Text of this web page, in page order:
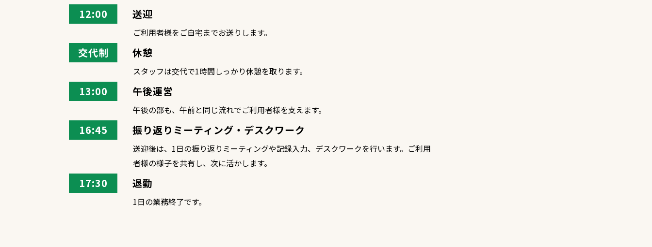
12:00 送迎
ご利用者様をご自宅までお送りします。
交代制 休憩
スタッフは交代で1時間しっかり休憩を取ります。
13:00 午後運営
午後の部も、午前と同じ流れでご利用者様を支えます。
16:45 振り返りミーティング・デスクワーク
送迎後は、1日の振り返りミーティングや記録入力、デスクワークを行います。ご利用
者様の様子を共有し、次に活かします。
17:30 退勤
1日の業務終了です。